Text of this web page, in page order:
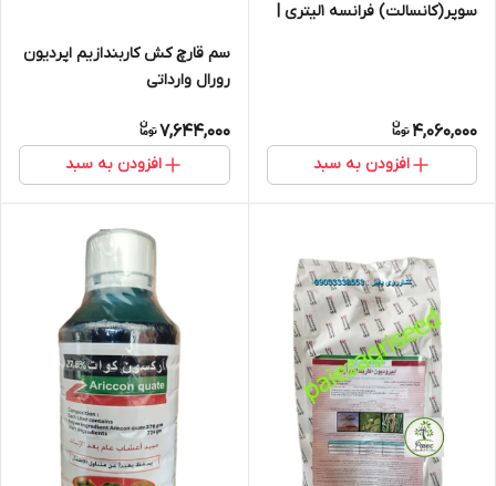
سوپر(کانسالت) فرانسه 1لیتری |
4,060,000
افزودن به سبد
سم قارچ کش کاربندازیم اپردیون
رورال وارداتی
7,644,000
افزودن به سبد